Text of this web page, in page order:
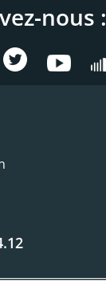
nous :